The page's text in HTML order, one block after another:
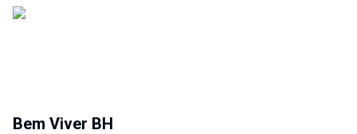
Bem Viver BH